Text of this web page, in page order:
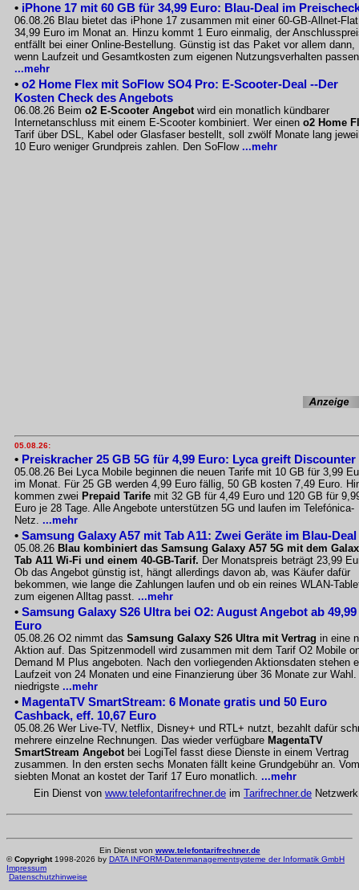
• iPhone 17 mit 60 GB für 34,99 Euro: Blau-Deal im
06.08.26 Blau bietet das iPhone 17 zusammen mit einer 60-GB-Allnet-
34,99 Euro im Monat an. Hinzu kommt 1 Euro einmalig, der
entfällt bei einer Online-Bestellung. Günstig ist das Paket vor allem dann,
wenn Laufzeit und Gesamtkosten zum eigenen Nutzungsverhalten
...mehr
• o2 Home Flex mit SoFlow SO4 Pro: E-Scooter-Deal --Der
Kosten Check des Angebots
06.08.26 Beim o2 E-Scooter Angebotwird ein monatlich kündbarer
Internetanschluss mit einem E-Scooter kombiniert. Wer einen o2 Home
Tarif über DSL, Kabel oder Glasfaser bestellt, soll zwölf Monate lang
10 Euro weniger Grundpreis zahlen. Den SoFlow ...mehr
05.08.26:
• Preiskracher 25 GB 5G für 4,99 Euro: Lyca greift Discounter
05.08.26 Bei Lyca Mobile beginnen die neuen Tarife mit 10 GB für 3,99
im Monat. Für 25 GB werden 4,99 Euro fällig, 50 GB kosten 7,49 Euro.
kommen zwei Prepaid Tarife mit 32 GB für 4,49 Euro und 120 GB für
Euro je 28 Tage. Alle Angebote unterstützen 5G und laufen im Telefónica-
Netz. ...mehr
• Samsung Galaxy A57 mit Tab A11: Zwei Geräte im Blau-Deal
05.08.26 Blau kombiniert das Samsung Galaxy A57 5G mit dem
Tab A11 Wi-Fi und einem 40-GB-Tarif. Der Monatspreis beträgt 23,99
Ob das Angebot günstig ist, hängt allerdings davon ab, was Käufer dafür
bekommen, wie lange die Zahlungen laufen und ob ein reines WLAN-
zum eigenen Alltag passt. ...mehr
• Samsung Galaxy S26 Ultra bei O2: August Angebot ab 49,99
Euro
05.08.26 O2 nimmt das Samsung Galaxy S26 Ultra mit Vertrag in eine
Aktion auf. Das Spitzenmodell wird zusammen mit dem Tarif O2 Mobile
Demand M Plus angeboten. Nach den vorliegenden Aktionsdaten stehen
Laufzeit von 24 Monaten und eine Finanzierung über 36 Monate zur Wahl.
niedrigste ...mehr
• MagentaTV SmartStream: 6 Monate gratis und 50 Euro
Cashback, eff. 10,67 Euro
05.08.26 Wer Live-TV, Netflix, Disney+ und RTL+ nutzt, bezahlt dafür
mehrere einzelne Rechnungen. Das wieder verfügbare MagentaTV
SmartStream Angebotbei LogiTel fasst diese Dienste in einem Vertrag
zusammen. In den ersten sechs Monaten fällt keine Grundgebühr an. Vom
siebten Monat an kostet der Tarif 17 Euro monatlich. ...mehr
Ein Dienst von www.telefontarifrechner.de im Tarifrechner.de Netzwerk
Ein Dienst von www.telefontarifrechner.de
©Copyright1998-2026 by DATA INFORM-Datenmanagementsysteme der Informatik GmbH
Impressum
Datenschutzhinweise